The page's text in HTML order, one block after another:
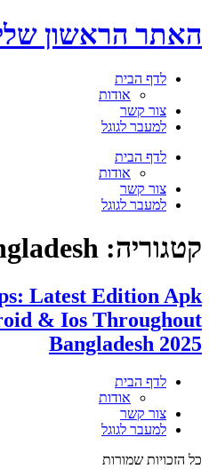
דלג
לתוכן
האתר הראשון
לדף הבית
אודות
צור קשר
למעבר לגוגל
תפריט לדף הבית
אודות
צור קשר
למעבר לגוגל
קטגוריה:
Latest Edition Apk
& Ios Throughout
Bangladesh 2025
לדף הבית
אודות
צור קשר
למעבר לגוגל
כל הזכויות שמורות